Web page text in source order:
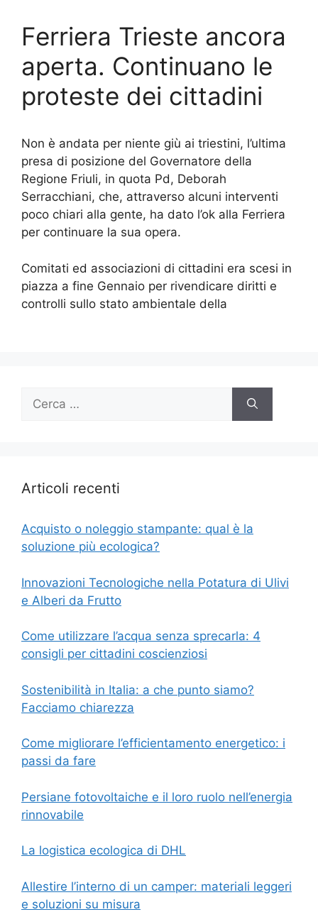
Ferriera Trieste ancora
aperta. Continuano le
proteste dei cittadini
Non è andata per niente giù ai triestini, l’ultima
presa di posizione del Governatore della
Regione Friuli, in quota Pd, Deborah
Serracchiani, che, attraverso alcuni interventi
poco chiari alla gente, ha dato l’ok alla Ferriera
per continuare la sua opera.
Comitati ed associazioni di cittadini era scesi in
piazza a fine Gennaio per rivendicare diritti e
controlli sullo stato ambientale della
Ricerca
Articoli recenti
Acquisto o noleggio stampante: qual è la
soluzione più ecologica?
Innovazioni Tecnologiche nella Potatura di Ulivi
e Alberi da Frutto
Come utilizzare l’acqua senza sprecarla: 4
consigli per cittadini coscienziosi
Sostenibilità in Italia: a che punto siamo?
Facciamo chiarezza
Come migliorare l’efficientamento energetico: i
passi da fare
Persiane fotovoltaiche e il loro ruolo nell’energia
rinnovabile
La logistica ecologica di DHL
Allestire l’interno di un camper: materiali leggeri
e soluzioni su misura